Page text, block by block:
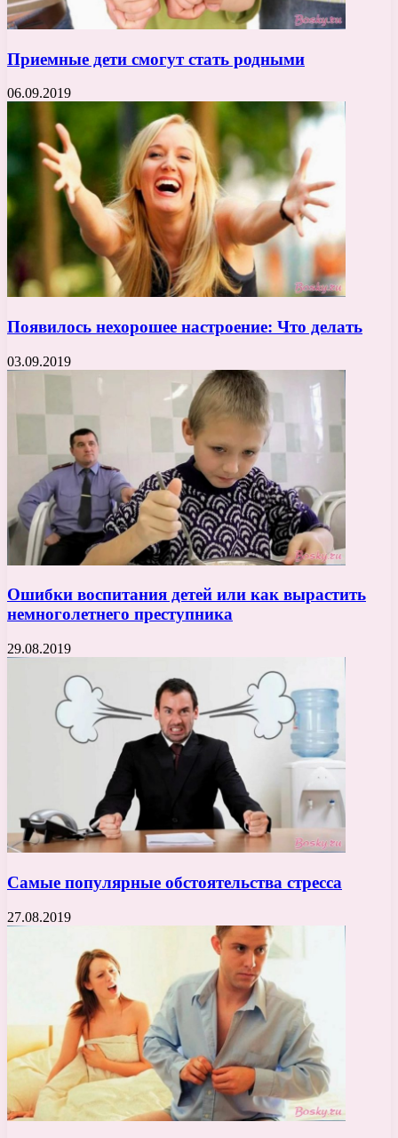
Приемные дети смогут стать родными
06.09.2019
Появилось нехорошее настроение: Что делать
03.09.2019
Ошибки воспитания детей или как вырастить
немноголетнего преступника
29.08.2019
Самые популярные обстоятельства стресса
27.08.2019